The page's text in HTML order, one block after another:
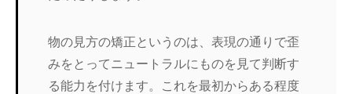
物の見方の矯正というのは、表現の通りで歪
みをとってニュートラルにものを見て判断す
る能力を付けます。これを最初からある程度